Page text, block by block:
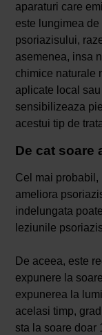
aparaturi care
este lungimea
psoriazisului,
asemenea, insa
chimice naturale
aplicate local
sensibilizeaza
acestui tip de
De cat soare
Cel mai probabil,
ameliora
indelungata
leziunile
De aceea, este
expunere la
expunerea la
acelasi timp,
sta la soare doar